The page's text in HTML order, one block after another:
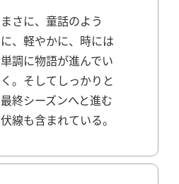
まさに、童話のよう
に、軽やかに、時には
単調に物語が進んでい
く。 そしてしっかりと
最終シーズンへと進む
伏線も含まれている。